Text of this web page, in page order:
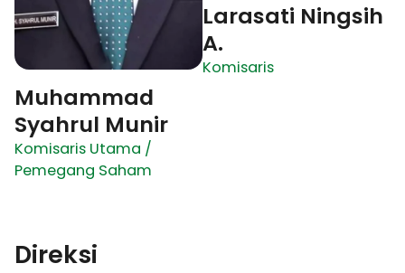
Muhammad
Syahrul Munir
Komisaris Utama /
Pemegang Saham
Larasati Ningsih
A.
Komisaris
Direksi